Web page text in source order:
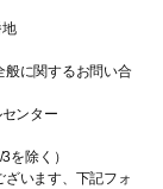
者福祉に資
ンドタクシー等
般に関するお問い合
ンター
除く）
います、下記フォ